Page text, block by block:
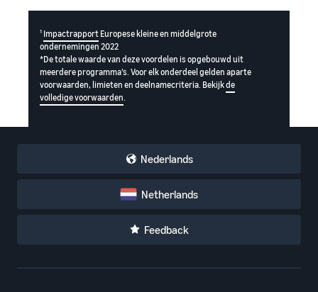
1 Impactrapport Europese kleine en middelgrote
ondernemingen 2022
*De totale waarde van deze voordelen is opgebouwd uit
meerdere programma’s. Voor elk onderdeel gelden aparte
voorwaarden, limieten en deelnamecriteria. Bekijkde
volledige voorwaarden.
Nederlands
Netherlands
Feedback